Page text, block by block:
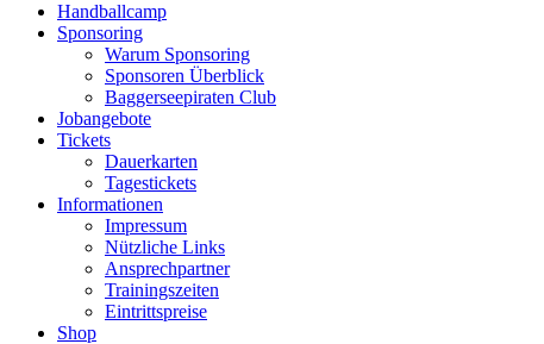
Handballcamp
Sponsoring
Warum Sponsoring
Sponsoren Überblick
Baggerseepiraten Club
Jobangebote
Tickets
Dauerkarten
Tagestickets
Informationen
Impressum
Nützliche Links
Ansprechpartner
Trainingszeiten
Eintrittspreise
Shop